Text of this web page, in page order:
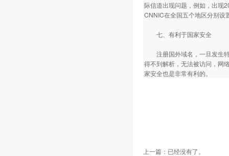
际信道出现问题，例如，出现
CNNIC在全国五个地区分别设
七、有利于国家安全
注册国外域名，一旦发生特
得不到解析，无法被访问，网
家安全也是非常有利的。
上一篇：已经没有了。